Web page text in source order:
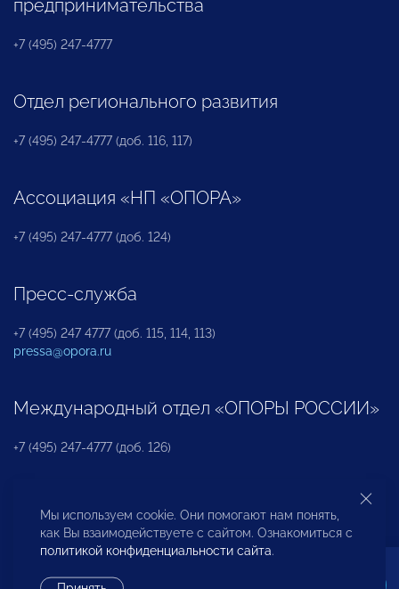
предпринимательства
+7 (495) 247-4777
Отдел регионального развития
+7 (495) 247-4777 (доб. 116, 117)
Ассоциация «НП «ОПОРА»
+7 (495) 247-4777 (доб. 124)
Пресс-служба
+7 (495) 247 4777 (доб. 115, 114, 113)
pressa@opora.ru
Международный отдел «ОПОРЫ РОССИИ»
+7 (495) 247-4777 (доб. 126)
Бюро по защите прав предпринимателей и
инвесторов
Мы используем cookie. Они помогают нам понять,
как Вы взаимодействуете с сайтом. Ознакомиться с
политикой конфиденциальности сайта.